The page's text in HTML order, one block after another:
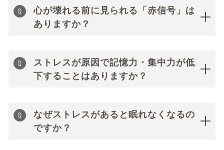
心が壊れる前に見られる「赤信号」は
ありますか？
ストレスが原因で記憶力・集中力が低
下することはありますか？
なぜストレスがあると眠れなくなるの
ですか？